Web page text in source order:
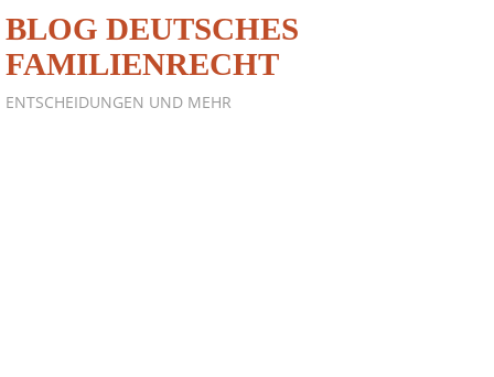
BLOG DEUTSCHES
FAMILIENRECHT
ENTSCHEIDUNGEN UND MEHR